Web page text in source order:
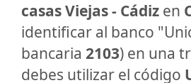
casas Viejas - Cádiz en
identificar al banco
bancaria 2103) en una
debes utilizar el código